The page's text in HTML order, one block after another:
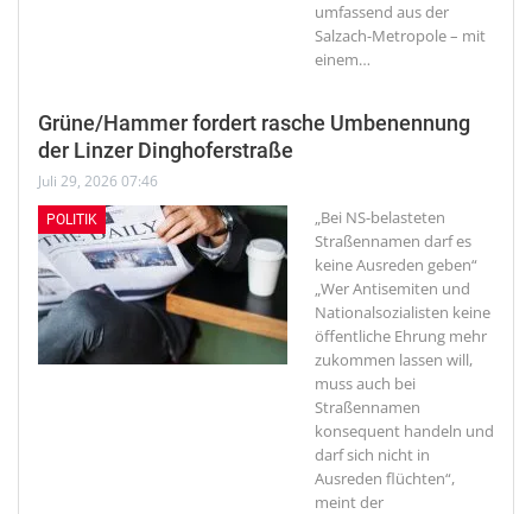
umfassend aus der
Salzach-Metropole – mit
einem…
Grüne/Hammer fordert rasche Umbenennung
der Linzer Dinghoferstraße
Juli 29, 2026 07:46
POLITIK
„Bei NS-belasteten
Straßennamen darf es
keine Ausreden geben“
„Wer Antisemiten und
Nationalsozialisten keine
öffentliche Ehrung mehr
zukommen lassen will,
muss auch bei
Straßennamen
konsequent handeln und
darf sich nicht in
Ausreden flüchten“,
meint der